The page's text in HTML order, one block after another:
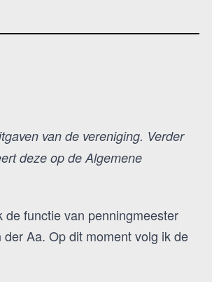
van de vereniging. Verder
deze op de Algemene
functie van penningmeester
Aa. Op dit moment volg ik de